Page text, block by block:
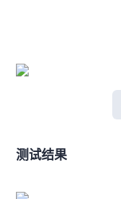
IPlark测试结果